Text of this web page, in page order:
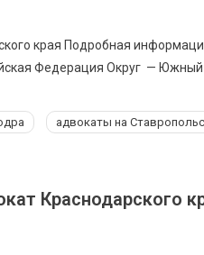
края Подробная
Федерация Округ —
адвокаты на
Краснодарского